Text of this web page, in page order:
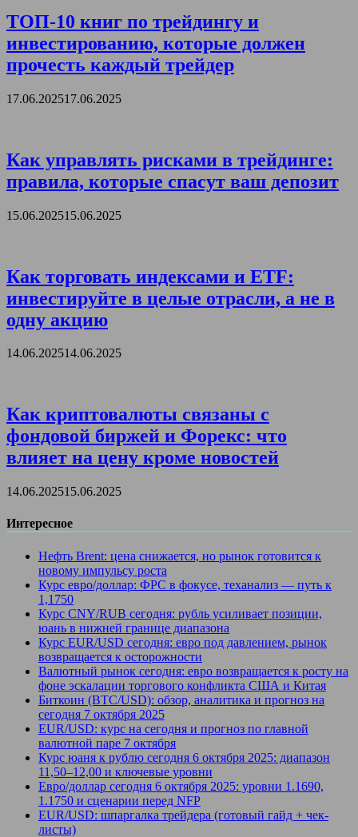
ТОП-10 книг по трейдингу и
инвестированию, которые должен
прочесть каждый трейдер
17.06.202517.06.2025
Как управлять рисками в трейдинге:
правила, которые спасут ваш депозит
15.06.202515.06.2025
Как торговать индексами и ETF:
инвестируйте в целые отрасли, а не в
одну акцию
14.06.202514.06.2025
Как криптовалюты связаны с
фондовой биржей и Форекс: что
влияет на цену кроме новостей
14.06.202515.06.2025
Интересное
Нефть Brent: цена снижается, но рынок готовится к
новому импульсу роста
Курс евро/доллар: ФРС в фокусе, теханализ — путь к
1,1750
Курс CNY/RUB сегодня: рубль усиливает позиции,
юань в нижней границе диапазона
Курс EUR/USD сегодня: евро под давлением, рынок
возвращается к осторожности
Валютный рынок сегодня: евро возвращается к росту на
фоне эскалации торгового конфликта США и Китая
Биткоин (BTC/USD): обзор, аналитика и прогноз на
сегодня 7 октября 2025
EUR/USD: курс на сегодня и прогноз по главной
валютной паре 7 октября
Курс юаня к рублю сегодня 6 октября 2025: диапазон
11,50–12,00 и ключевые уровни
Евро/доллар сегодня 6 октября 2025: уровни 1.1690,
1.1750 и сценарии перед NFP
EUR/USD: шпаргалка трейдера (готовый гайд + чек-
листы)